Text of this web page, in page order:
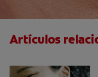
Artículos